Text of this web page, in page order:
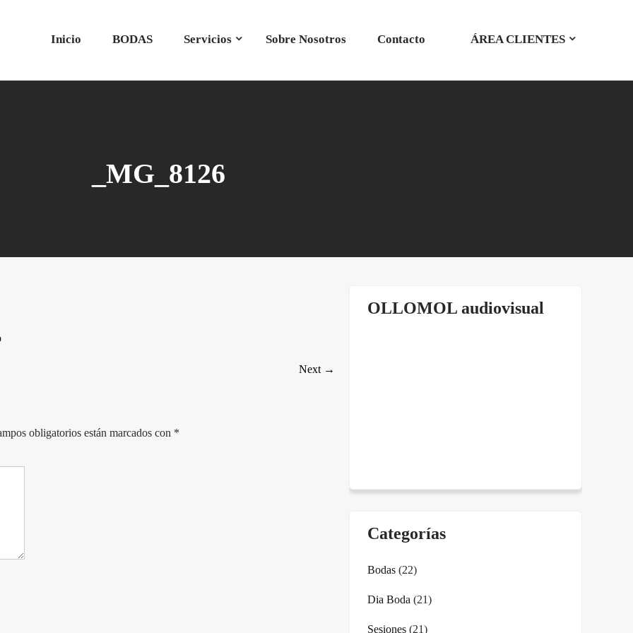
Inicio BODAS Servicios Sobre Nosotros Contacto ÁREA CLIENTES
_MG_8126
Next →
obligatorios están marcados con *
OLLOMOL audiovisual
Categorías
Bodas (22)
Dia Boda (21)
Sesiones (21)